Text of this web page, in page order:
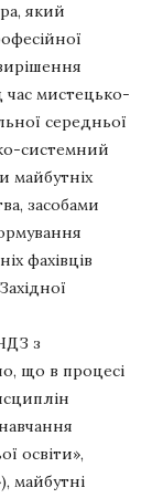
який
час мистецько-
середньої
системний
майбутніх
засобами
фахівців
з
що в процесі
освіти»,
майбутні